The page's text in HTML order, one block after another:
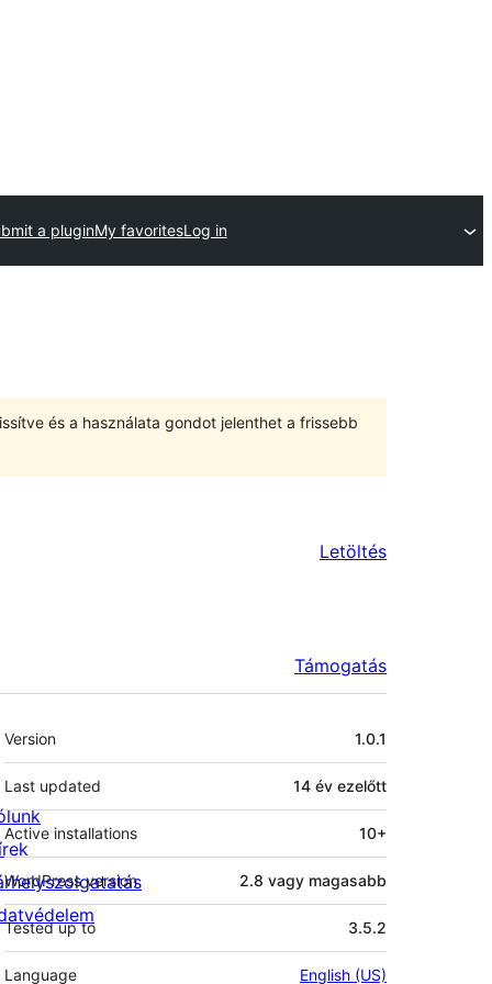
a pluginMy favoritesLog in
és a használata gondot jelenthet a frissebb
Letöltés
Támogatás
Meta
Version 1.0.1
Last updated 14 év ezelőtt
Active installations 10+
WordPress version 2.8 vagy magasabb
Tested up to 3.5.2
Language English (US)